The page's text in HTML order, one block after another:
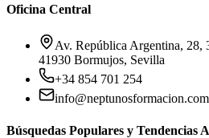
Oficina Central
Av. República Argentina, 28,
41930 Bormujos, Sevilla
+34 854 701 254
info@neptunosformacion.com
Búsquedas Populares y Tendencias